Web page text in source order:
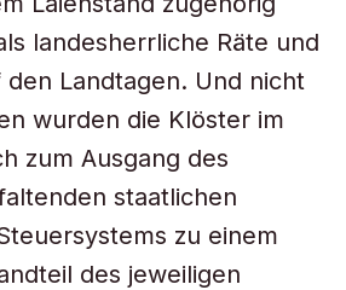
landesherrliche Räte und
den Landtagen. Und nicht
wurden die Klöster im
zum Ausgang des
staatlichen
zu einem
des jeweiligen